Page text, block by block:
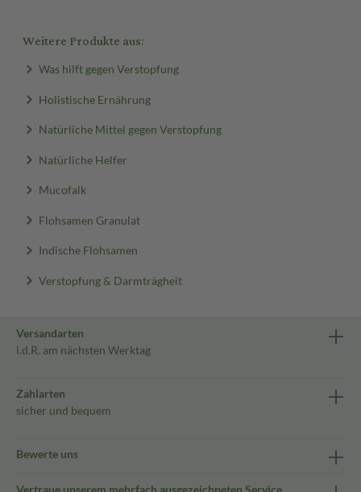
Weitere Produkte aus:
Was hilft gegen Verstopfung
Holistische Ernährung
Natürliche Mittel gegen Verstopfung
Natürliche Helfer
Mucofalk
Flohsamen Granulat
Indische Flohsamen
Verstopfung & Darmträgheit
Versandarten
i.d.R. am nächsten Werktag
Zahlarten
sicher und bequem
Bewerte uns
Vertraue unserem mehrfach ausgezeichneten Service